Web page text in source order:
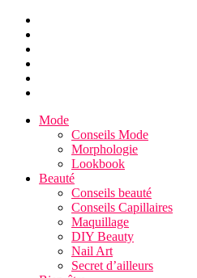
Mode
Conseils Mode
Morphologie
Lookbook
Beauté
Conseils beauté
Conseils Capillaires
Maquillage
DIY Beauty
Nail Art
Secret d’ailleurs